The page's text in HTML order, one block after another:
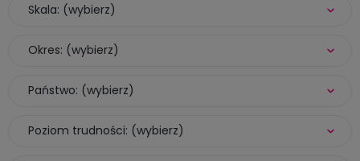
Skala: (wybierz)
Okres: (wybierz)
Państwo: (wybierz)
Poziom trudności: (wybierz)